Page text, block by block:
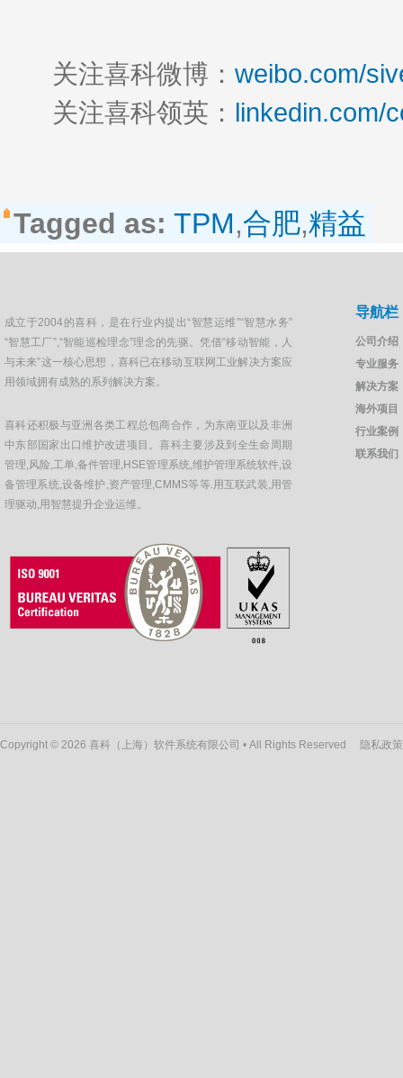
关注喜科微博： weibo.com/
关注喜科领英： linkedin.com/
Tagged as: TPM,合肥,精益
成立于2004的喜科，是在行业内提出“智慧运维”“智慧水务”
“智慧工厂”,“智能巡检理念”理念的先驱。凭借“移动智能，人
与未来”这一核心思想，喜科已在移动互联网工业解决方案应
用领域拥有成熟的系列解决方案。
喜科还积极与亚洲各类工程总包商合作，为东南亚以及非洲
中东部国家出口维护改进项目。喜科主要涉及到全生命周期
管理,风险,工单,备件管理,HSE管理系统,维护管理系统软件,设
备管理系统,设备维护,资产管理,CMMS等等.用互联武装,用管
理驱动,用智慧提升企业运维。
导航栏
公司介绍
专业服务
解决方案
海外项目
行业案例
联系我们
Copyright © 2026 喜科（上海）软件系统有限公司 • All Rights Reserved 隐私政策